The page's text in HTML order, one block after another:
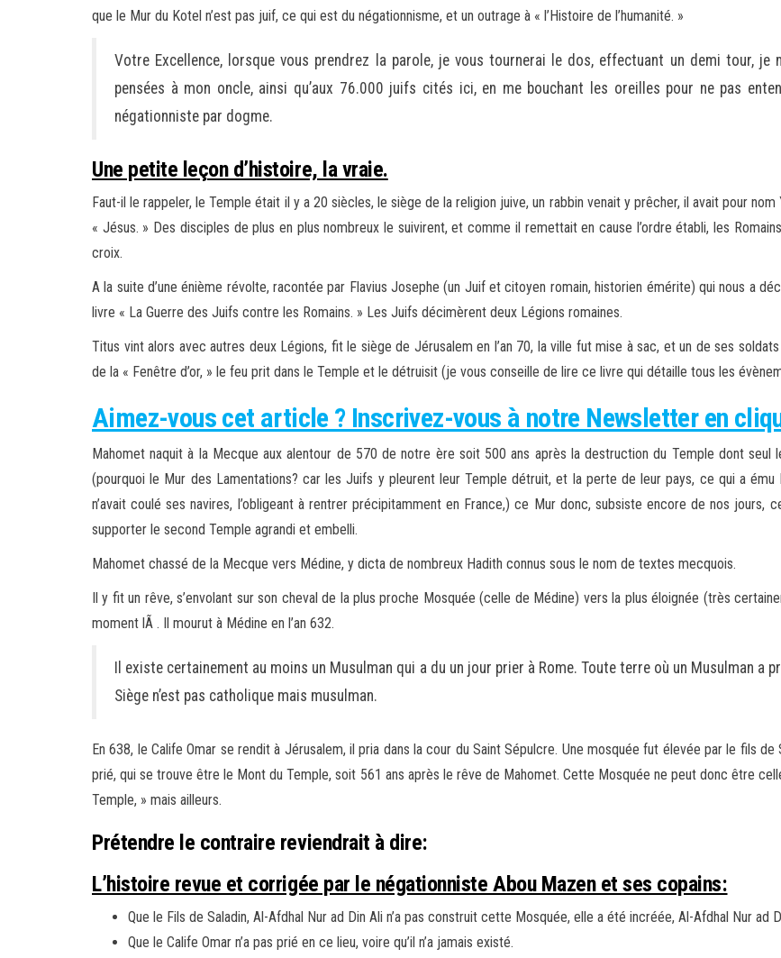
que le Mur du Kotel n’est pas juif, ce qui est du négationnisme, et un outrage à « l’Histoire de l’humanité. »
Votre Excellence, lorsque vous prendrez la parole, je vous tournerai le dos, effectuant un demi tour, je
pensées à mon oncle, ainsi qu’aux 76.000 juifs cités ici, en me bouchant les oreilles pour ne pas
négationniste par dogme.
Une petite leçon d’histoire, la vraie.
Faut-il le rappeler, le Temple était il y a 20 siècles, le siège de la religion juive, un rabbin venait y prêcher, il avait pour
« Jésus. » Des disciples de plus en plus nombreux le suivirent, et comme il remettait en cause l’ordre établi, les
croix.
A la suite d’une énième révolte, racontée par Flavius Josephe (un Juif et citoyen romain, historien émérite) qui nous a
livre « La Guerre des Juifs contre les Romains. » Les Juifs décimèrent deux Légions romaines.
Titus vint alors avec autres deux Légions, fit le siège de Jérusalem en l’an 70, la ville fut mise à sac, et un de ses
de la « Fenêtre d’or, » le feu prit dans le Temple et le détruisit (je vous conseille de lire ce livre qui détaille tous les
Aimez-vous cet article ? Inscrivez-vous à notre Newsletter en
Mahomet naquit à la Mecque aux alentour de 570 de notre ère soit 500 ans après la destruction du Temple dont
(pourquoi le Mur des Lamentations? car les Juifs y pleurent leur Temple détruit, et la perte de leur pays, ce qui a ému
n’avait coulé ses navires, l’obligeant à rentrer précipitamment en France,) ce Mur donc, subsiste encore de nos
supporter le second Temple agrandi et embelli.
Mahomet chassé de la Mecque vers Médine, y dicta de nombreux Hadith connus sous le nom de textes mecquois.
Il y fit un rêve, s’envolant sur son cheval de la plus proche Mosquée (celle de Médine) vers la plus éloignée (très
moment lÃ . Il mourut à Médine en l’an 632.
Il existe certainement au moins un Musulman qui a du un jour prier à Rome. Toute terre où un Musulman a
Siège n’est pas catholique mais musulman.
En 638, le Calife Omar se rendit à Jérusalem, il pria dans la cour du Saint Sépulcre. Une mosquée fut élevée par le fils
prié, qui se trouve être le Mont du Temple, soit 561 ans après le rêve de Mahomet. Cette Mosquée ne peut donc être
Temple, » mais ailleurs.
Prétendre le contraire reviendrait à dire:
L’histoire revue et corrigée par le négationniste Abou Mazen et ses copains:
Que le Fils de Saladin, Al-Afdhal Nur ad Din Ali n’a pas construit cette Mosquée, elle a été incréée, Al-Afdhal Nur ad
Que le Calife Omar n’a pas prié en ce lieu, voire qu’il n’a jamais existé.